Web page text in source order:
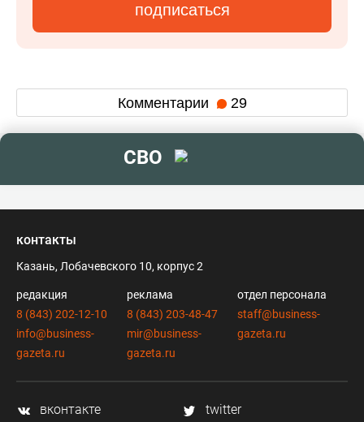
подписаться
Комментарии 29
СВО
контакты
Казань, Лобачевского 10, корпус 2
редакция
8 (843) 202-12-10
info@business-
gazeta.ru
реклама
8 (843) 203-48-47
mir@business-
gazeta.ru
отдел персонала
staff@business-
gazeta.ru
вконтакте
twitter